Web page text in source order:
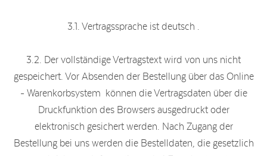
3.1. Vertragssprache ist deutsch .
3.2. Der vollständige Vertragstext wird von uns nicht
gespeichert. Vor Absenden der Bestellung über das Online
- Warenkorbsystem können die Vertragsdaten über die
Druckfunktion des Browsers ausgedruckt oder
elektronisch gesichert werden. Nach Zugang der
Bestellung bei uns werden die Bestelldaten, die gesetzlich